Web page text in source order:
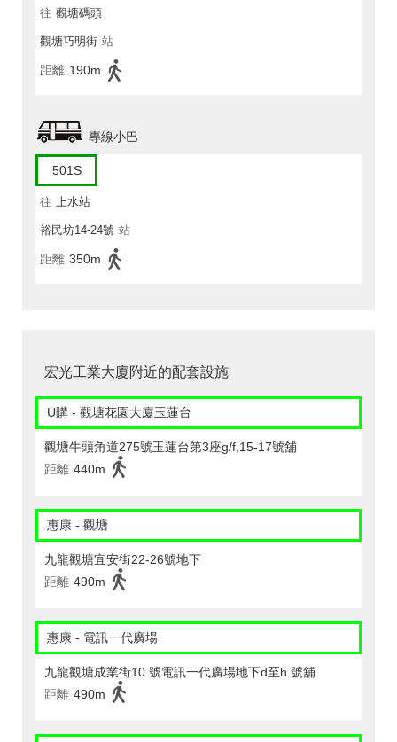
往 觀塘碼頭
觀塘巧明街 站
距離 190m
專線小巴
501S
往 上水站
裕民坊14-24號 站
距離 350m
宏光工業大廈附近的配套設施
U購 - 觀塘花園大廈玉蓮台
觀塘牛頭角道275號玉蓮台第3座g/f,15-17號舖
距離 440m
惠康 - 觀塘
九龍觀塘宜安街22-26號地下
距離 490m
惠康 - 電訊一代廣場
九龍觀塘成業街10 號電訊一代廣場地下d至h 號舖
距離 490m